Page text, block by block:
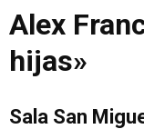
Alex
hijas»
Sala San